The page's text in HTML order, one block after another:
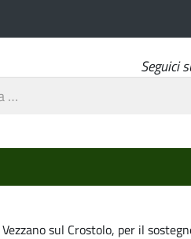
Seguici
sul Crostolo, per il